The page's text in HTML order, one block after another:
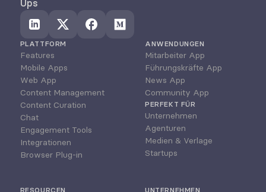
Ups
PLATTFORM
Features
Mobile Apps
Web App
Content Management
Content Curation
Chat
Engagement Tools
Integrationen
Browser Plug-in
ANWENDUNGEN
Mitarbeiter App
Führungskräfte App
News App
Community App
PERFEKT FÜR
Unternehmen
Agenturen
Medien & Verlage
Startups
RESOURCEN UNTERNEHMEN